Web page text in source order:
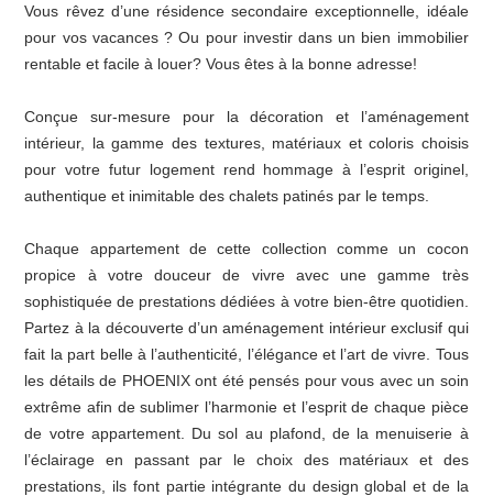
Vous rêvez d’une résidence secondaire exceptionnelle, idéale
pour vos vacances ? Ou pour investir dans un bien immobilier
rentable et facile à louer? Vous êtes à la bonne adresse!
Conçue sur-mesure pour la décoration et l’aménagement
intérieur, la gamme des textures, matériaux et coloris choisis
pour votre futur logement rend hommage à l’esprit originel,
authentique et inimitable des chalets patinés par le temps.
Chaque appartement de cette collection comme un cocon
propice à votre douceur de vivre avec une gamme très
sophistiquée de prestations dédiées à votre bien-être quotidien.
Partez à la découverte d’un aménagement intérieur exclusif qui
fait la part belle à l’authenticité, l’élégance et l’art de vivre. Tous
les détails de PHOENIX ont été pensés pour vous avec un soin
extrême afin de sublimer l’harmonie et l’esprit de chaque pièce
de votre appartement. Du sol au plafond, de la menuiserie à
l’éclairage en passant par le choix des matériaux et des
prestations, ils font partie intégrante du design global et de la